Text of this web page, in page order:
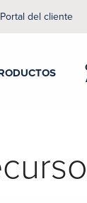
Portal del cliente